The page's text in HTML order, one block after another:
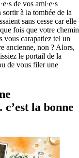
de vos ami·e·s
à la tombée de la
sans cesse car elle
fois que votre chemin
vous carapatiez tel un
ancienne, non ? Alors,
le portail de la
de vous filer une
la bonne